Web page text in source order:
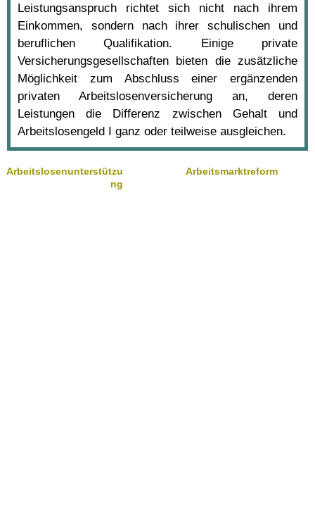
Leistungsanspruch richtet sich nicht nach ihrem
Einkommen, sondern nach ihrer schulischen und
beruflichen Qualifikation. Einige private
Versicherungsgesellschaften bieten die zusätzliche
Möglichkeit zum Abschluss einer ergänzenden
privaten Arbeitslosenversicherung an, deren
Leistungen die Differenz zwischen Gehalt und
Arbeitslosengeld I ganz oder teilweise ausgleichen.
Arbeitslosenunterstützu
ng
Arbeitsmarktreform